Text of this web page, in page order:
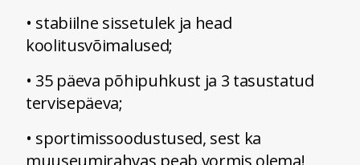
• stabiilne sissetulek ja head
koolitusvõimalused;
• 35 päeva põhipuhkust ja 3 tasustatud
tervisepäeva;
• sportimissoodustused, sest ka